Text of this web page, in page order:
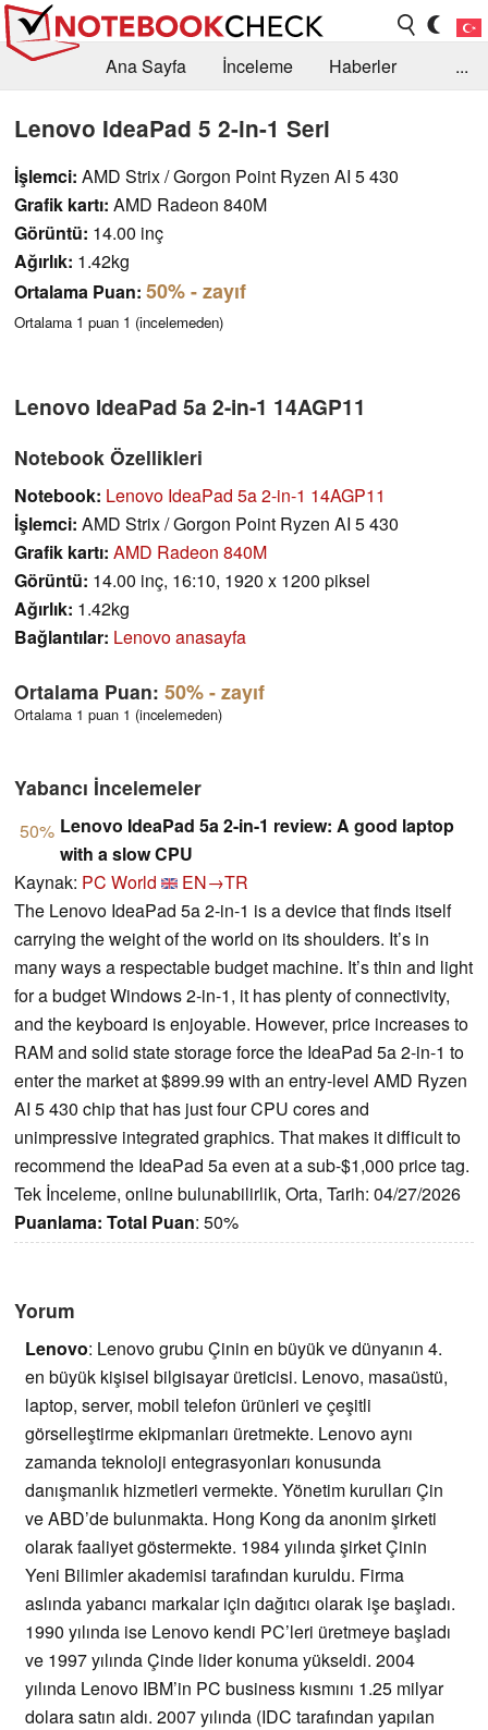
Ana Sayfa İnceleme
Haberler
Arama
...
Lenovo IdeaPad 5 2-in-1 Seri
İşlemci: AMD Strix / Gorgon Point Ryzen AI 5 430
Grafik kartı: AMD Radeon 840M
Görüntü: 14.00 inç
Ağırlık: 1.42kg
Ortalama Puan: 50%- zayıf
Ortalama 1 puan 1 (incelemeden)
Lenovo IdeaPad 5a 2-in-1 14AGP11
Notebook Özellikleri
Notebook: Lenovo IdeaPad 5a 2-in-1 14AGP11
İşlemci: AMD Strix / Gorgon Point Ryzen AI 5 430
Grafik kartı: AMD Radeon 840M
Görüntü: 14.00 inç, 16:10, 1920 x 1200 piksel
Ağırlık: 1.42kg
Bağlantılar: Lenovo anasayfa
Ortalama Puan: 50%- zayıf
Ortalama 1 puan 1 (incelemeden)
Yabancı İncelemeler
50% Lenovo IdeaPad 5a 2-in-1 review: A good laptop
with a slow CPU
Kaynak: PC World
EN→TR
The Lenovo IdeaPad 5a 2-in-1 is a device that finds itself
carrying the weight of the world on its shoulders. It’s in
many ways a respectable budget machine. It’s thin and light
for a budget Windows 2-in-1, it has plenty of connectivity,
and the keyboard is enjoyable. However, price increases to
RAM and solid state storage force the IdeaPad 5a 2-in-1 to
enter the market at $899.99 with an entry-level AMD Ryzen
AI 5 430 chip that has just four CPU cores and
unimpressive integrated graphics. That makes it difficult to
recommend the IdeaPad 5a even at a sub-$1,000 price tag.
Tek İnceleme, online bulunabilirlik, Orta, Tarih: 04/27/2026
Puanlama: Total Puan: 50%
Yorum
Lenovo: Lenovo grubu Çinin en büyük ve dünyanın 4.
en büyük kişisel bilgisayar üreticisi. Lenovo, masaüstü,
laptop, server, mobil telefon ürünleri ve çeşitli
görselleştirme ekipmanları üretmekte. Lenovo aynı
zamanda teknoloji entegrasyonları konusunda
danışmanlık hizmetleri vermekte. Yönetim kurulları Çin
ve ABD’de bulunmakta. Hong Kong da anonim şirketi
olarak faaliyet göstermekte. 1984 yılında şirket Çinin
Yeni Bilimler akademisi tarafından kuruldu. Firma
aslında yabancı markalar için dağıtıcı olarak işe başladı.
1990 yılında ise Lenovo kendi PC’leri üretmeye başladı
ve 1997 yılında Çinde lider konuma yükseldi. 2004
yılında Lenovo IBM’in PC business kısmını 1.25 milyar
dolara satın aldı. 2007 yılında (IDC tarafından yapılan